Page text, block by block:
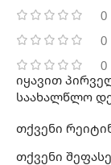
0
0
0
იყავით
საახალწლო
თქვენი
თქვენი